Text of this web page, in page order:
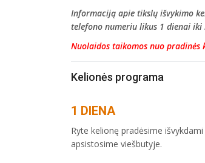
Informaciją apie tikslų išvykimo
telefono numeriu likus 1 dienai iki
Nuolaidos taikomos nuo pradinės
Kelionės programa
1 DIENA
Ryte kelionę pradėsime
apsistosime viešbutyje.